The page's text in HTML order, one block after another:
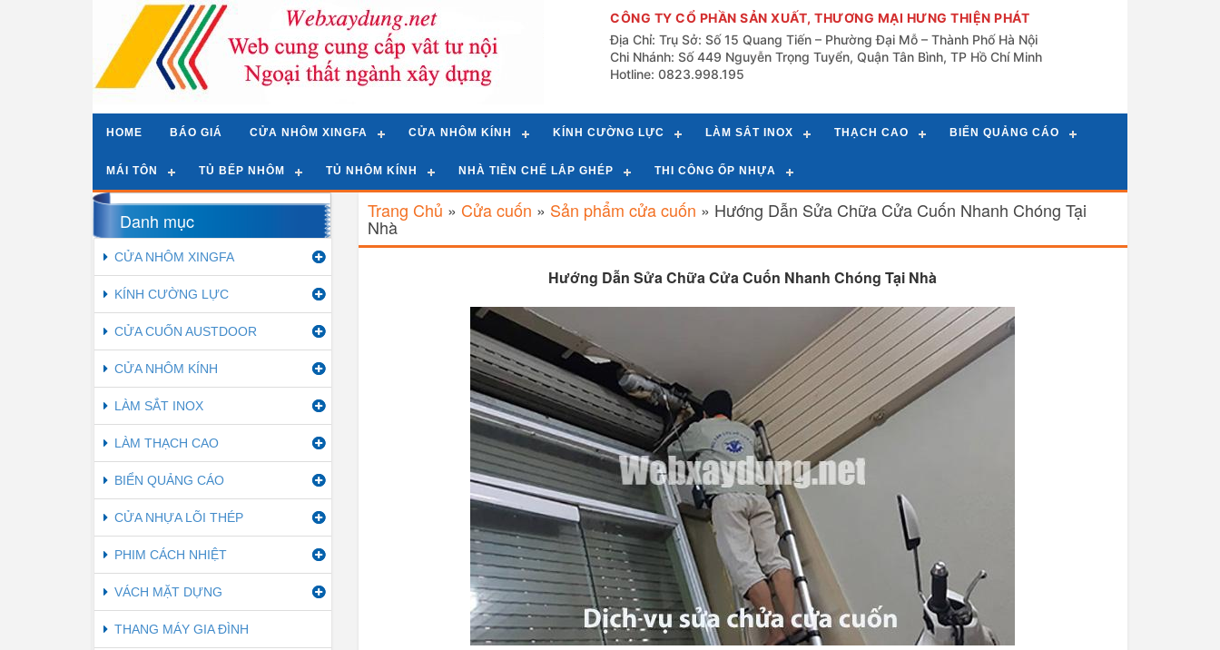
CÔNG TY CỔ PHẦN SẢN XUẤT, THƯƠNG MẠI HƯNG THIỆN PHÁT
Địa Chỉ: Trụ Sở: Số 15 Quang Tiến – Phường Đại Mỗ – Thành Phố Hà Nội
Chi Nhánh: Số 449 Nguyễn Trọng Tuyển, Quận Tân Bình, TP Hồ Chí Minh
Hotline: 0823.998.195
HOME BÁO GIÁ CỬA NHÔM XINGFA CỬA NHÔM KÍNH KÍNH CƯỜNG LỰC LÀM SẮT INOX THẠCH CAO BIỂN QUẢNG CÁO
MÁI TÔN TỦ BẾP NHÔM TỦ NHÔM KÍNH NHÀ TIỀN CHẾ LẮP GHÉP THI CÔNG ỐP NHỰA
Danh mục
CỬA NHÔM XINGFA
KÍNH CƯỜNG LỰC
CỬA CUỐN AUSTDOOR
CỬA NHÔM KÍNH
LÀM SẮT INOX
LÀM THẠCH CAO
BIỂN QUẢNG CÁO
CỬA NHỰA LÕI THÉP
PHIM CÁCH NHIỆT
VÁCH MẶT DỰNG
THANG MÁY GIA ĐÌNH
Trang Chủ » Cửa cuốn » Sản phẩm cửa cuốn » Hướng Dẫn Sửa Chữa Cửa Cuốn Nhanh Chóng Tại
Nhà
Hướng Dẫn Sửa Chữa Cửa Cuốn Nhanh Chóng Tại Nhà